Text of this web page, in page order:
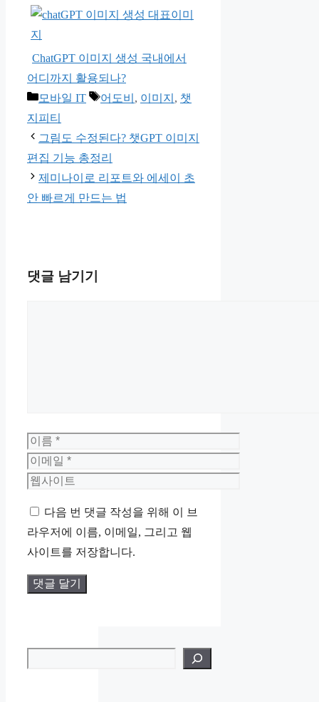
ChatGPT 이미지 생성 국내에서
어디까지 활용되나?
카
테
고
리
모바일 IT
태
어도비 , 이미지 , 챗
지피티
그림도 수정된다? 챗GPT 이미지
편집 기능 총정리
제미나이로 리포트와 에세이 초
안 빠르게 만드는 법
댓글 남기기
이
름
이
메
웹
이
트
다음 번 댓글 작성을 위해 이 브
라우저에 이름, 이메일, 그리고 웹
사이트를 저장합니다.